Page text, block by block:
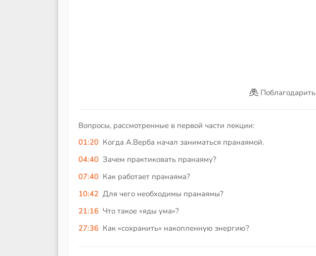
Поблагодарить
Вопросы, рассмотренные в первой части лекции:
01:20 Когда А.Верба начал заниматься пранаямой.
04:40 Зачем практиковать пранаяму?
07:40 Как работает пранаяма?
10:42 Для чего необходимы пранаямы?
21:16 Что такое «яды ума»?
27:36 Как «сохранить» накопленную энергию?